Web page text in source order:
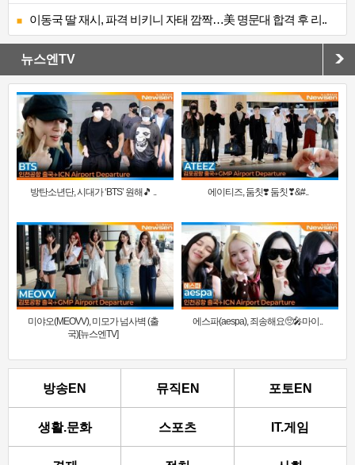
이동국 딸 재시, 파격 비키니 자태 깜짝…美 명문대 합격 후 리..
뉴스엔TV
방탄소년단, 시대가 ‘BTS’ 원해🎵 .. 에이티즈, 둠칫❣️ 둠칫❣&#..
미야오(MEOVV), 미모가 넘사벽 (출
국)[뉴스엔TV]
에스파(aespa), 죄송해요🥺🎤마이..
방송EN 뮤직EN 포토EN
생활.문화 스포츠 IT.게임